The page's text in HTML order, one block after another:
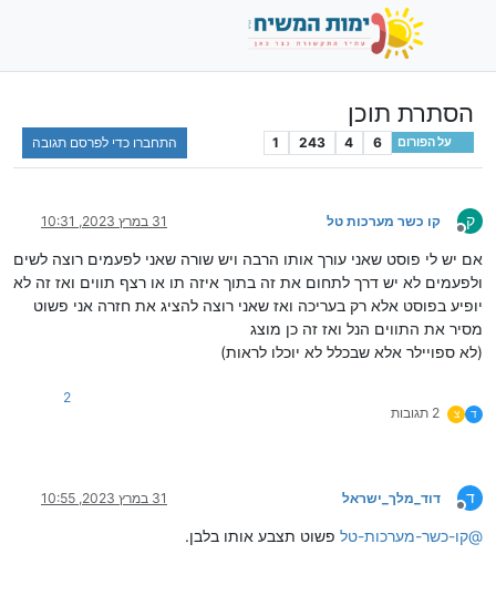
הסתרת תוכן
על הפורום 6
4
243
1 התחברו כדי לפרסם תגובה
ק
מנותק
קו כשר מערכות טל 31 במרץ 2023, 10:31
אם יש לי פוסט שאני עורך אותו הרבה ויש שורה שאני לפעמים רוצה לשים
ולפעמים לא יש דרך לתחום את זה בתוך איזה תו או רצף תווים ואז זה לא
יופיע בפוסט אלא רק בעריכה ואז שאני רוצה להציג את חזרה אני פשוט
מסיר את התווים הנל ואז זה כן מוצג
(לא ספויילר אלא שבכלל לא יוכלו לראות)
ד צ 2 תגובות
2
ד
מנותק
דוד_מלך_ישראל 31 במרץ 2023, 10:55
@קו-כשר-מערכות-טל פשוט תצבע אותו בלבן.